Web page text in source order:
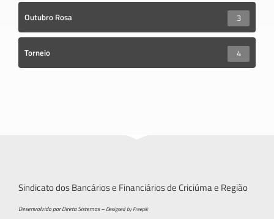
Outubro Rosa 3
Torneio 4
Sindicato dos Bancários e Financiários de Criciúma e Região
Desenvolvido por Direta Sistemas –Designed by Freepik